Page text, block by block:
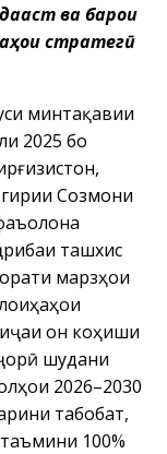
ва барои
стратегӣ
минтақавии
2025 бо
Созмони
ташхис
марзҳои
он коҳиши
шудани
2026–2030
табобат,
100%